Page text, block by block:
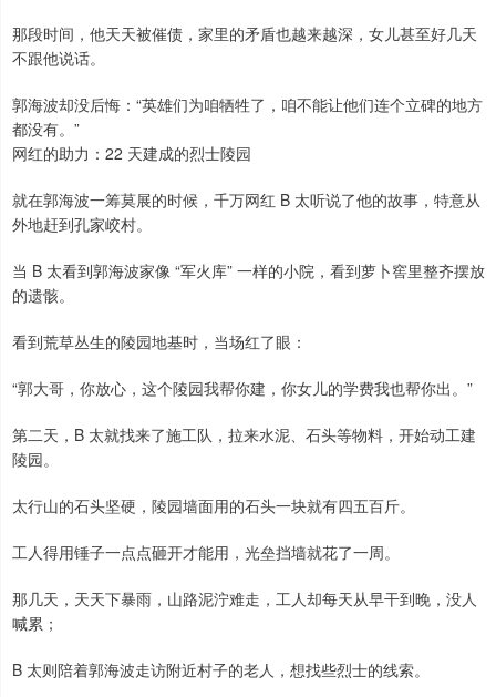
那段时间，他天天被催债，家里的矛盾也越来越深，女儿甚至好几天
不跟他说话。
郭海波却没后悔：“英雄们为咱牺牲了，咱不能让他们连个立碑的地方
都没有。”
网红的助力：22 天建成的烈士陵园
就在郭海波一筹莫展的时候，千万网红 B 太听说了他的故事，特意从
外地赶到孔家峧村。
当 B 太看到郭海波家像 “军火库” 一样的小院，看到萝卜窖里整齐摆放
的遗骸。
看到荒草丛生的陵园地基时，当场红了眼：
“郭大哥，你放心，这个陵园我帮你建，你女儿的学费我也帮你出。”
第二天，B 太就找来了施工队，拉来水泥、石头等物料，开始动工建
陵园。
太行山的石头坚硬，陵园墙面用的石头一块就有四五百斤。
工人得用锤子一点点砸开才能用，光垒挡墙就花了一周。
那几天，天天下暴雨，山路泥泞难走，工人却每天从早干到晚，没人
喊累；
B 太则陪着郭海波走访附近村子的老人，想找些烈士的线索。